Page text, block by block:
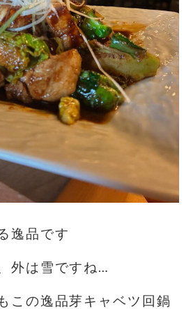
逸品です
外は雪ですね…
この逸品芽キャベツ回鍋